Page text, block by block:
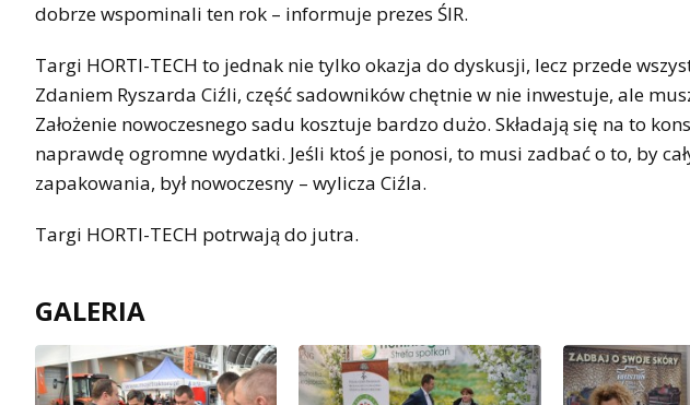
dobrze wspominali ten rok – informuje prezes ŚIR.
Targi HORTI-TECH to jednak nie tylko okazja do dyskusji, lecz przede
Zdaniem Ryszarda Ciźli, część sadowników chętnie w nie inwestuje, ale
Założenie nowoczesnego sadu kosztuje bardzo dużo. Składają się na to
naprawdę ogromne wydatki. Jeśli ktoś je ponosi, to musi zadbać o to, by
zapakowania, był nowoczesny – wylicza Ciźla.
Targi HORTI-TECH potrwają do jutra.
GALERIA